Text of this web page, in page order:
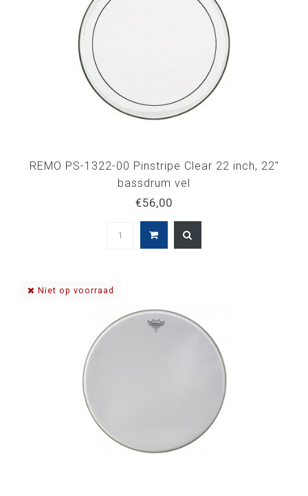
REMO PS-1322-00 Pinstripe Clear 22 inch, 22"
bassdrum vel
€56,00
Niet op voorraad